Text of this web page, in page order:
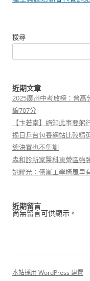
搜尋
近期文章
2025廣州中考放榜：普高
線707分
【卞若南】絕知此事要
揭日乒台包養網站比較精
總決賽也不集訓
森和診所家醫科東營區強
姚耀光：億嵐工學椅風里
近期留言
尚無留言可供顯示。
本站採用 WordPress 建置